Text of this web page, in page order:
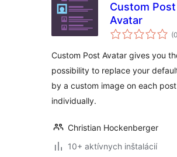
Custom Post
Avatar
(0
Custom Post Avatar gives you
possibility to replace your
by a custom image on each post
individually.
Christian Hockenberger
10+ aktívnych inštalácií